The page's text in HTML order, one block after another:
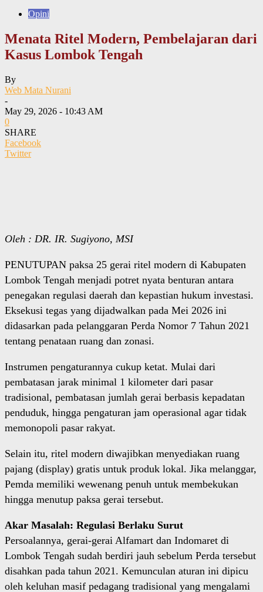
Opini
Menata Ritel Modern, Pembelajaran dari
Kasus Lombok Tengah
By
Web Mata Nurani
-
May 29, 2026 - 10:43 AM
0
SHARE
Facebook
Twitter
Oleh : DR. IR. Sugiyono, MSI
PENUTUPAN paksa 25 gerai ritel modern di Kabupaten
Lombok Tengah menjadi potret nyata benturan antara
penegakan regulasi daerah dan kepastian hukum investasi.
Eksekusi tegas yang dijadwalkan pada Mei 2026 ini
didasarkan pada pelanggaran Perda Nomor 7 Tahun 2021
tentang penataan ruang dan zonasi.
Instrumen pengaturannya cukup ketat. Mulai dari
pembatasan jarak minimal 1 kilometer dari pasar
tradisional, pembatasan jumlah gerai berbasis kepadatan
penduduk, hingga pengaturan jam operasional agar tidak
memonopoli pasar rakyat.
Selain itu, ritel modern diwajibkan menyediakan ruang
pajang (display) gratis untuk produk lokal. Jika melanggar,
Pemda memiliki wewenang penuh untuk membekukan
hingga menutup paksa gerai tersebut.
Akar Masalah: Regulasi Berlaku Surut
Persoalannya, gerai-gerai Alfamart dan Indomaret di
Lombok Tengah sudah berdiri jauh sebelum Perda tersebut
disahkan pada tahun 2021. Kemunculan aturan ini dipicu
oleh keluhan masif pedagang tradisional yang mengalami